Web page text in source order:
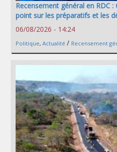
Recensement général en RDC
point sur les préparatifs et les
06/08/2026 - 14:24
Politique, Actualité / Recensement